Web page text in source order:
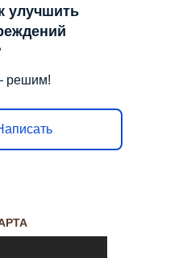
улучшить
решим!